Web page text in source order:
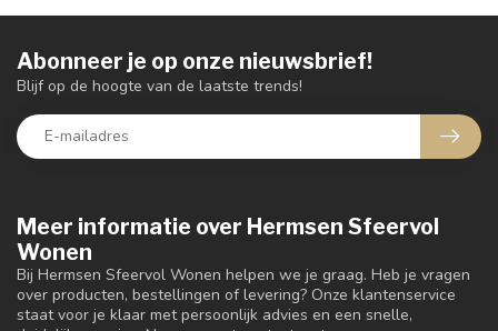
Meer informatie over Hermsen Sfeervol
Wonen
Bij Hermsen Sfeervol Wonen helpen we je graag. Heb je vragen
over producten, bestellingen of levering? Onze klantenservice
staat voor je klaar met persoonlijk advies en een snelle,
Abonneer je op onze nieuwsbrief!
Blijf op de hoogte van de laatste trends!